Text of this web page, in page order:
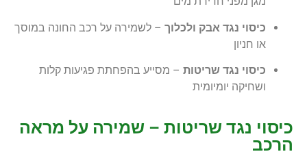
כיסוי נגד אבק ולכלוך – לשמירה על רכב החונה במוסך
או חניון
כיסוי נגד שריטות – מסייע בהפחתת פגיעות קלות
ושחיקה יומיומית
כיסוי נגד שריטות – שמירה על מראה
הרכב